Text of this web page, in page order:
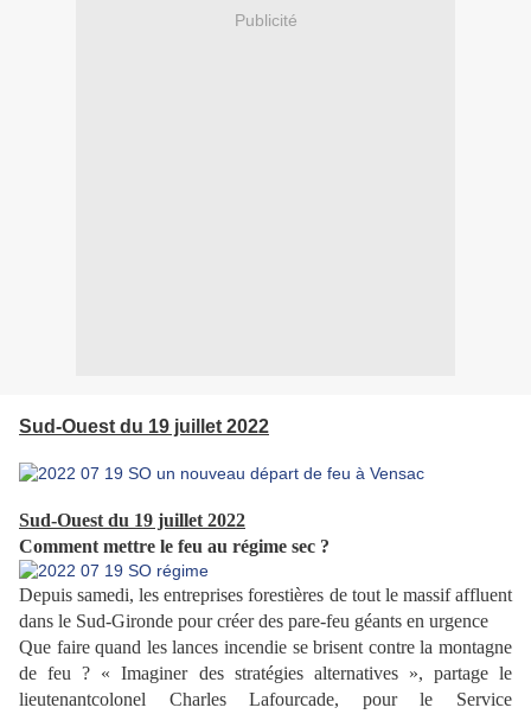
Publicité
Sud-Ouest du 19 juillet 2022
Sud-Ouest du 19 juillet 2022
Comment mettre le feu au régime sec ?
Depuis samedi, les entreprises forestières de tout le massif affluent
dans le Sud-Gironde pour créer des pare-feu géants en urgence
Que faire quand les lances incendie se brisent contre la montagne
de feu ? « Imaginer des stratégies alternatives », partage le
lieutenantcolonel Charles Lafourcade, pour le Service